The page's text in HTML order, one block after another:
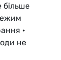
більше
•
не